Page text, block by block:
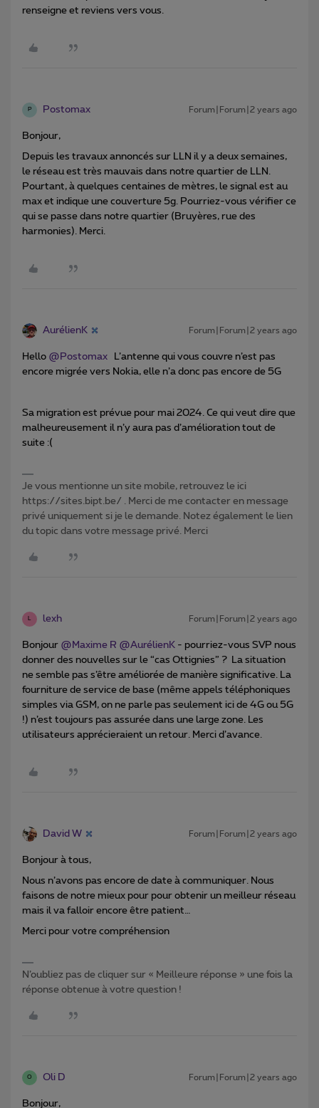
renseigne et reviens vers vous.
P Postomax Forum|Forum|2 years ago
Bonjour,
Depuis les travaux annoncés sur LLN il y a deux semaines,
le réseau est très mauvais dans notre quartier de LLN.
Pourtant, à quelques centaines de mètres, le signal est au
max et indique une couverture 5g. Pourriez-vous vérifier ce
qui se passe dans notre quartier (Bruyères, rue des
harmonies). Merci.
AurélienK Forum|Forum|2 years ago
Hello @Postomax L’antenne qui vous couvre n’est pas
encore migrée vers Nokia, elle n’a donc pas encore de 5G
Sa migration est prévue pour mai 2024. Ce qui veut dire que
malheureusement il n’y aura pas d’amélioration tout de
suite :(
Je vous mentionne un site mobile, retrouvez le ici
https://sites.bipt.be/ . Merci de me contacter en message
privé uniquement si je le demande. Notez également le lien
du topic dans votre message privé. Merci
L lexh Forum|Forum|2 years ago
Bonjour @Maxime R @AurélienK - pourriez-vous SVP nous
donner des nouvelles sur le “cas Ottignies” ? La situation
ne semble pas s’être améliorée de manière significative. La
fourniture de service de base (même appels téléphoniques
simples via GSM, on ne parle pas seulement ici de 4G ou 5G
!) n’est toujours pas assurée dans une large zone. Les
utilisateurs apprécieraient un retour. Merci d’avance.
David W Forum|Forum|2 years ago
Bonjour à tous,
Nous n’avons pas encore de date à communiquer. Nous
faisons de notre mieux pour pour obtenir un meilleur réseau
mais il va falloir encore être patient…
Merci pour votre compréhension
N’oubliez pas de cliquer sur « Meilleure réponse » une fois la
réponse obtenue à votre question !
O Oli D Forum|Forum|2 years ago
Bonjour,